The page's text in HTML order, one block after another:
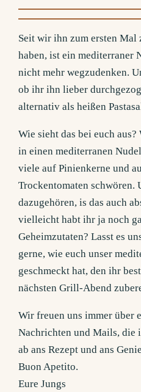
Seit wir ihn zum ersten Mal
haben, ist ein mediterraner
nicht mehr wegzudenken.
ob ihr ihn lieber
alternativ als heißen
Wie sieht das bei euch
in einen mediterranen
viele auf Pinienkerne und
Trockentomaten schwören.
dazugehören, is das auch
vielleicht habt ihr ja noch
Geheimzutaten? Lasst es
gerne, wie euch unser
geschmeckt hat, den ihr
nächsten Grill-Abend
Wir freuen uns immer über
Nachrichten und Mails, die
ab ans Rezept und ans
Buon Apetito.
Eure Jungs